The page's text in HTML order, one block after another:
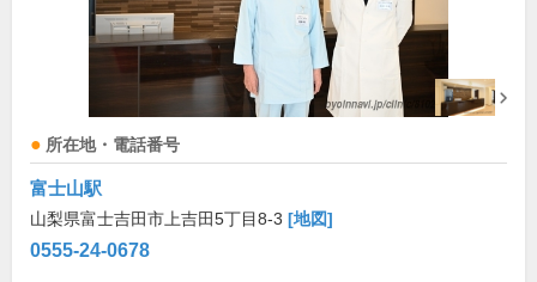
所在地・電話番号
富士山駅
山梨県富士吉田市上吉田5丁目8-3 [地図]
0555-24-0678